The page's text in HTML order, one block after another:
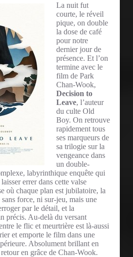
La nuit fut
courte, le réveil
pique, on double
la dose de café
pour notre
dernier jour de
présence. Et l’on
termine avec le
film de Park
Chan-Wook,
Decision to
Leave, l’auteur
du culte Old
Boy. On retrouve
rapidement tous
ses marqueurs de
sa trilogie sur la
vengeance dans
un double-
labyrinthique enquête qui
errer dans cette valse
où chaque plan est jubilatoire, la
force, ni sur-jeu, mais une
par le détail, et la
précis. Au-delà du versant
le flic et meurtrière est là-aussi
et emporte le film dans une
Absolument brillant en
en grâce de Chan-Wook.